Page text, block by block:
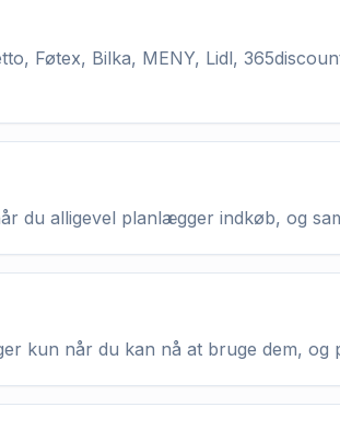
Føtex, Bilka, MENY, Lidl,
du alligevel planlægger indkøb, og
kun når du kan nå at bruge dem,